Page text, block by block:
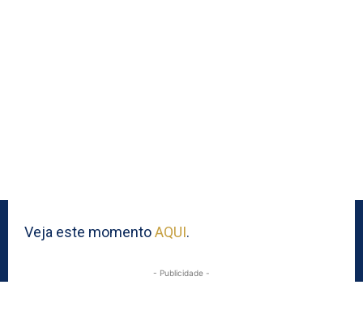
Veja este momentoAQUI.
- Publicidade -